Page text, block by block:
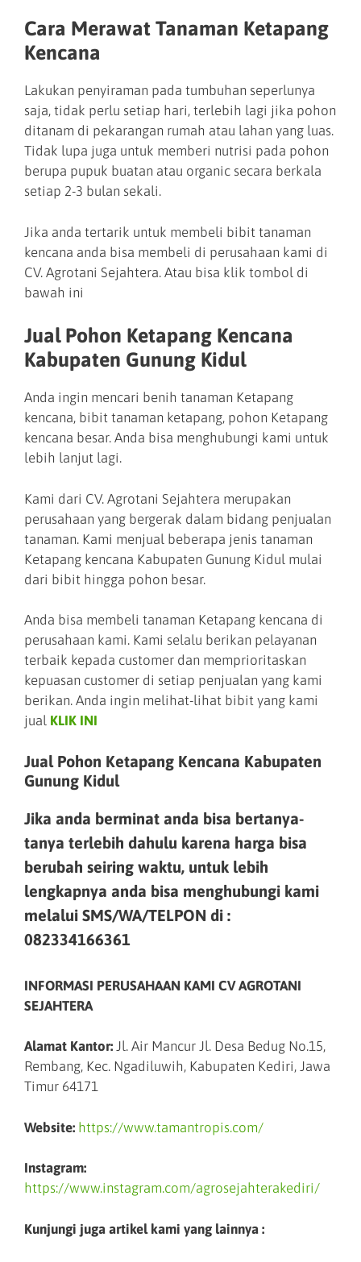
Cara Merawat Tanaman Ketapang
Kencana
Lakukan penyiraman pada tumbuhan seperlunya
saja, tidak perlu setiap hari, terlebih lagi jika pohon
ditanam di pekarangan rumah atau lahan yang luas.
Tidak lupa juga untuk memberi nutrisi pada pohon
berupa pupuk buatan atau organic secara berkala
setiap 2-3 bulan sekali.
Jika anda tertarik untuk membeli bibit tanaman
kencana anda bisa membeli di perusahaan kami di
CV. Agrotani Sejahtera. Atau bisa klik tombol di
bawah ini
Jual Pohon Ketapang Kencana
Kabupaten Gunung Kidul
Anda ingin mencari benih tanaman Ketapang
kencana, bibit tanaman ketapang, pohon Ketapang
kencana besar. Anda bisa menghubungi kami untuk
lebih lanjut lagi.
Kami dari CV. Agrotani Sejahtera merupakan
perusahaan yang bergerak dalam bidang penjualan
tanaman. Kami menjual beberapa jenis tanaman
Ketapang kencana Kabupaten Gunung Kidul mulai
dari bibit hingga pohon besar.
Anda bisa membeli tanaman Ketapang kencana di
perusahaan kami. Kami selalu berikan pelayanan
terbaik kepada customer dan memprioritaskan
kepuasan customer di setiap penjualan yang kami
berikan. Anda ingin melihat-lihat bibit yang kami
jual KLIK INI
Jual Pohon Ketapang Kencana Kabupaten
Gunung Kidul
Jika anda berminat anda bisa bertanya-
tanya terlebih dahulu karena harga bisa
berubah seiring waktu, untuk lebih
lengkapnya anda bisa menghubungi kami
melalui SMS/WA/TELPON di :
082334166361
INFORMASI PERUSAHAAN KAMI CV AGROTANI
SEJAHTERA
Alamat Kantor: Jl. Air Mancur Jl. Desa Bedug No.15,
Rembang, Kec. Ngadiluwih, Kabupaten Kediri, Jawa
Timur 64171
Website: https://www.tamantropis.com/
Instagram:
https://www.instagram.com/agrosejahterakediri/
Kunjungi juga artikel kami yang lainnya :